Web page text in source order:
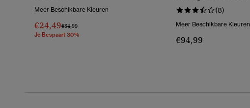
Meer Beschikbare Kleuren
€24,49Prijs Verlaagd Van
€34,99Naar
Je Bespaart 30%
(8)
Meer Beschikbare Kleuren
€94,99